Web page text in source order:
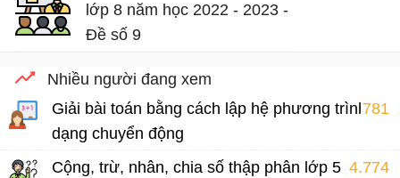
lớp 8 năm học 2022 - 2023 -
Đề số 9
Nhiều người đang xem
Giải bài toán bằng cách lập hệ phương trình
dạng chuyển động
781
Cộng, trừ, nhân, chia số thập phân lớp 5 4.774